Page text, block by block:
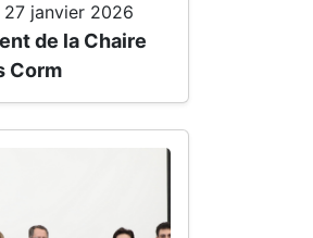
27 janvier 2026
de la Chaire
Corm